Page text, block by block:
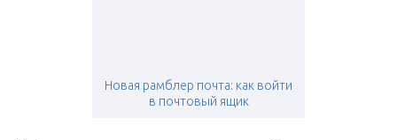
Новая рамблер почта: как войти
в почтовый ящик